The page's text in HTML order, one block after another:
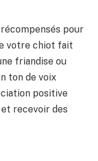
pour
votre chiot fait
friandise ou
ton de voix
positive
recevoir des